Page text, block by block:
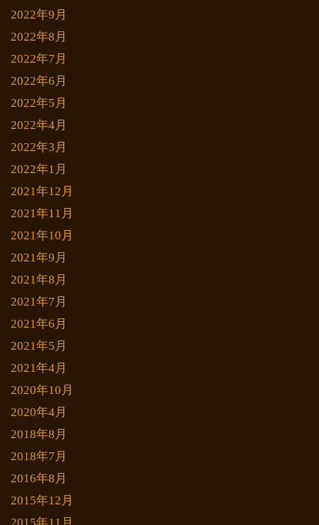
2022年9月
2022年8月
2022年7月
2022年6月
2022年5月
2022年4月
2022年3月
2022年1月
2021年12月
2021年11月
2021年10月
2021年9月
2021年8月
2021年7月
2021年6月
2021年5月
2021年4月
2020年10月
2020年4月
2018年8月
2018年7月
2016年8月
2015年12月
2015年11月